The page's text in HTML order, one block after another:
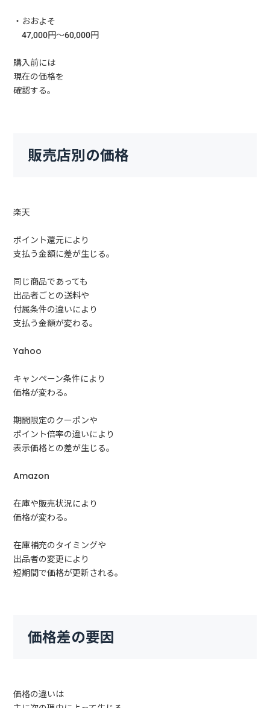
・おおよそ
47,000円〜60,000円
購入前には
現在の価格を
確認する。
販売店別の価格
楽天
ポイント還元により
支払う金額に差が生じる。
同じ商品であっても
出品者ごとの送料や
付属条件の違いにより
支払う金額が変わる。
Yahoo
キャンペーン条件により
価格が変わる。
期間限定のクーポンや
ポイント倍率の違いにより
表示価格との差が生じる。
Amazon
在庫や販売状況により
価格が変わる。
在庫補充のタイミングや
出品者の変更により
短期間で価格が更新される。
価格差の要因
価格の違いは